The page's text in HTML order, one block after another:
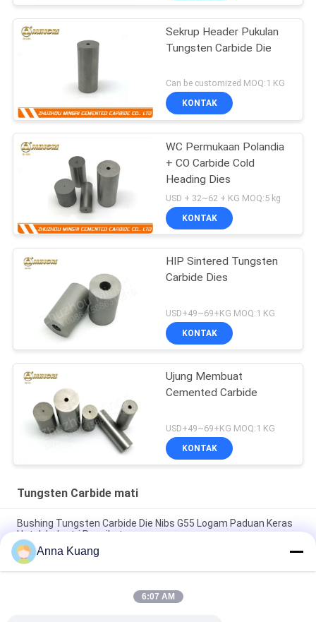
Sekrup Header Pukulan
Tungsten Carbide Die
Can be customized MOQ:1 KG
KONTAK
WC Permukaan Polandia
+ CO Carbide Cold
Heading Dies
USD + 32~62 + KG MOQ:5 kg
KONTAK
HIP Sintered Tungsten
Carbide Dies
USD+49~69+KG MOQ:1 KG
KONTAK
Ujung Membuat
Cemented Carbide
USD+49~69+KG MOQ:1 KG
KONTAK
Tungsten Carbide mati
Bushing Tungsten Carbide Die Nibs G55 Logam Paduan Keras
Untuk Industri Pengikat
Cemented Tungsten Carbide Die Untuk Punching Stamping
Cold Heading Molds
Heading Tungsten Carbide Die Punching Stamping Cetakan
Anna Kuang
6:07 AM